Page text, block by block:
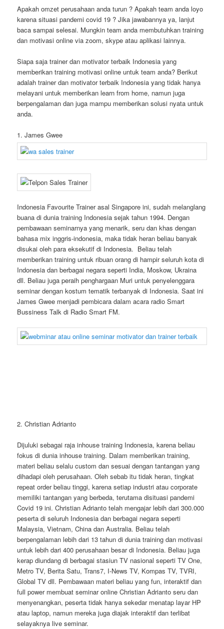
Apakah omzet perusahaan anda turun ? Apakah team anda loyo
karena situasi pandemi covid 19 ? Jika jawabannya ya, lanjut
baca sampai selesai. Mungkin team anda membutuhkan training
dan motivasi online via zoom, skype atau aplikasi lainnya.
Siapa saja trainer dan motivator terbaik Indonesia yang
memberikan training motivasi online untuk team anda? Berikut
adalah trainer dan motivator terbaik Indonesia yang tidak hanya
melayani untuk memberikan learn from home, namun juga
berpengalaman dan juga mampu memberikan solusi nyata untuk
anda.
1. James Gwee
Indonesia Favourite Trainer asal Singapore ini, sudah melanglang
buana di dunia training Indonesia sejak tahun 1994. Dengan
pembawaan seminarnya yang menarik, seru dan khas dengan
bahasa mix inggris-indonesia, maka tidak heran beliau banyak
disukai oleh para eksekutif di Indonesia. Beliau telah
memberikan training untuk ribuan orang di hampir seluruh kota di
Indonesia dan berbagai negara seperti India, Moskow, Ukraina
dll. Beliau juga peraih penghargaan Muri untuk penyelenggara
seminar dengan kostum tematik terbanyak di Indonesia. Saat ini
James Gwee menjadi pembicara dalam acara radio Smart
Bussiness Talk di Radio Smart FM.
2. Christian Adrianto
Dijuluki sebagai raja inhouse training Indonesia, karena beliau
fokus di dunia inhouse training. Dalam memberikan training,
materi beliau selalu custom dan sesuai dengan tantangan yang
dihadapi oleh perusahaan. Oleh sebab itu tidak heran, tingkat
repeat order beliau tinggi, karena setiap industri atau corporate
memiliki tantangan yang berbeda, terutama disituasi pandemi
Covid 19 ini. Christian Adrianto telah mengajar lebih dari 300.000
peserta di seluruh Indonesia dan berbagai negara seperti
Malaysia, Vietnam, China dan Australia. Beliau telah
berpengalaman lebih dari 13 tahun di dunia training dan motivasi
untuk lebih dari 400 perusahaan besar di Indonesia. Beliau juga
kerap diundang di berbagai stasiun TV nasional seperti TV One,
Metro TV, Berita Satu, Trans7, I-News TV, Kompas TV, TVRI,
Global TV dll. Pembawaan materi beliau yang fun, interaktif dan
full power membuat seminar online Christian Adrianto seru dan
menyenangkan, peserta tidak hanya sekedar menatap layar HP
atau laptop, namun mereka juga diajak interaktif dan terlibat
selayaknya live seminar.